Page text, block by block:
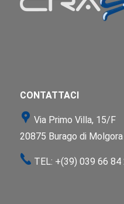
CONTATTACI
Via Primo Villa, 15/F
20875 Burago di Molgora
TEL: +(39) 039 66 84